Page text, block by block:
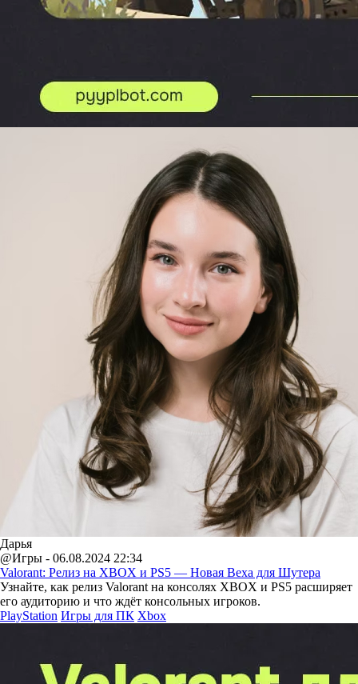
Дарья
@Игры - 06.08.2024 22:34
Valorant: Релиз на XBOX и PS5 — Новая Веха для Шутера
Узнайте, как релиз Valorant на консолях XBOX и PS5 расширяет
его аудиторию и что ждёт консольных игроков.
PlayStation Игры для ПК Xbox